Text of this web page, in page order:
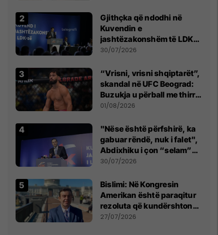
Gjithçka që ndodhi në
Kuvendin e
jashtëzakonshëm të LDK-
së
30/07/2026
“Vrisni, vrisni shqiptarët”,
skandal në UFC Beograd:
Buzukja u përball me thirrje
anti-shqiptare nga
01/08/2026
"Nëse është përfshirë, ka
gabuar rëndë, nuk i falet",
Abdixhiku i çon “selam”
Përparim Ramës
30/07/2026
Bislimi: Në Kongresin
Amerikan është paraqitur
rezoluta që kundërshton
mbajtjen e Asamblesë
27/07/2026